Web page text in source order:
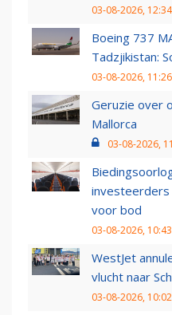
03-08-2026, 12:34
Boeing 737
Tadzjikistan:
03-08-2026, 11:26
Geruzie over
Mallorca
03-08-2026,
investeerders
voor bod
03-08-2026, 10:43
WestJet
vlucht naar
03-08-2026, 10:02